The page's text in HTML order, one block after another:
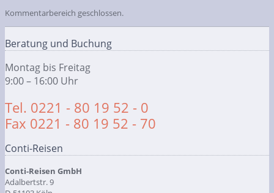
Kommentarbereich geschlossen.
Beratung und Buchung
Montag bis Freitag
9:00 – 16:00 Uhr
Tel. 0221 - 80 19 52 - 0
Fax 0221 - 80 19 52 - 70
Conti-Reisen
Conti-Reisen GmbH
Adalbertstr. 9